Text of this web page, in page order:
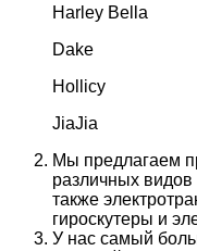
Harley Bella
Dake
Hollicy
JiaJia
Мы предлагаем
различных видов
также
гироскутеры и
У нас самый